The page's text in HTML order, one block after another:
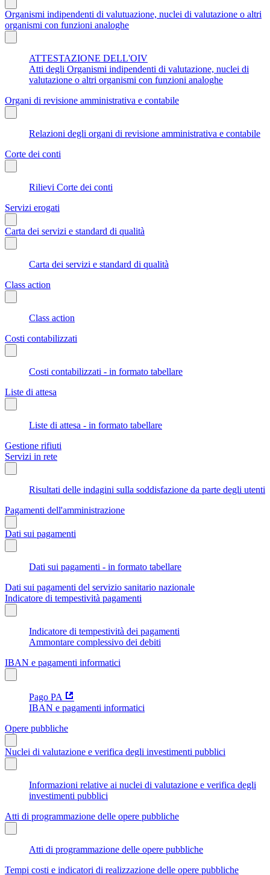
Organismi indipendenti di valutuazione, nuclei di valutazione o altri
organismi con funzioni analoghe
ATTESTAZIONE DELL'OIV
Atti degli Organismi indipendenti di valutazione, nuclei di
valutazione o altri organismi con funzioni analoghe
Organi di revisione amministrativa e contabile
Relazioni degli organi di revisione amministrativa e contabile
Corte dei conti
Rilievi Corte dei conti
Servizi erogati
Carta dei servizi e standard di qualità
Carta dei servizi e standard di qualità
Class action
Class action
Costi contabilizzati
Costi contabilizzati - in formato tabellare
Liste di attesa
Liste di attesa - in formato tabellare
Gestione rifiuti
Servizi in rete
Risultati delle indagini sulla soddisfazione da parte degli utenti
Pagamenti dell'amministrazione
Dati sui pagamenti
Dati sui pagamenti - in formato tabellare
Dati sui pagamenti del servizio sanitario nazionale
Indicatore di tempestività pagamenti
Indicatore di tempestività dei pagamenti
Ammontare complessivo dei debiti
IBAN e pagamenti informatici
Pago PA
IBAN e pagamenti informatici
Opere pubbliche
Nuclei di valutazione e verifica degli investimenti pubblici
Informazioni relative ai nuclei di valutazione e verifica degli
investimenti pubblici
Atti di programmazione delle opere pubbliche
Atti di programmazione delle opere pubbliche
Tempi costi e indicatori di realizzazione delle opere pubbliche